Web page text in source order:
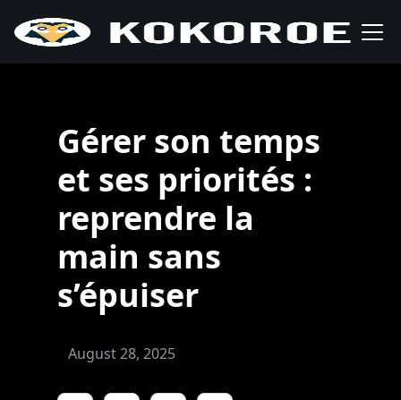
Gérer son temps
et ses priorités :
reprendre la
main sans
s’épuiser
August 28, 2025